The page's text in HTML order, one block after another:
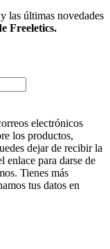
las últimas novedades
Freeletics.
electrónicos
los productos,
dejar de recibir la
enlace para darse de
Tienes más
tus datos en